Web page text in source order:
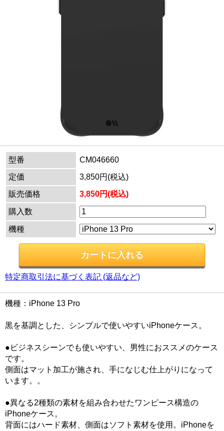
型番
CM046660
定価
3,850円(税込)
販売価格
3,850円(税込)
購入数
機種
特定商取引法に基づく表記 (返品など)
機種：iPhone 13 Pro
黒を基調とした、シンプルで使いやすいiPhoneケース。
●ビジネスシーンでも使いやすい、男性におススメのケース
です。
側面はマット加工が施され、手になじむ仕上がりになって
います。。
●異なる2種類の素材を組み合わせたワンピース構造の
iPhoneケース。
背面にはハード素材、側面はソフト素材を使用。iPhoneを